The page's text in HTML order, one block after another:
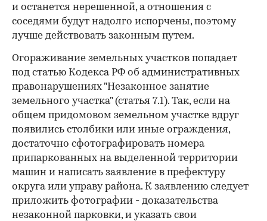
и останется нерешенной, а отношения с
соседями будут надолго испорчены, поэтому
лучше действовать законным путем.
Огораживание земельных участков попадает
под статью Кодекса РФ об административных
правонарушениях "Незаконное занятие
земельного участка" (статья 7.1). Так, если на
общем придомовом земельном участке вдруг
появились столбики или иные ограждения,
достаточно сфотографировать номера
припаркованных на выделенной территории
машин и написать заявление в префектуру
округа или управу района. К заявлению следует
приложить фотографии - доказательства
незаконной парковки, и указать свои